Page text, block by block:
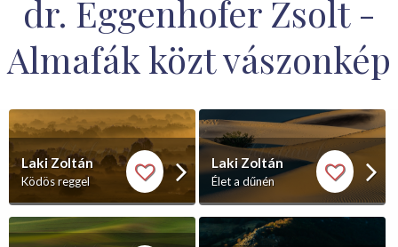
dr. Eggenhofer Zsolt -
Almafák közt vászonkép
Laki Zoltán
Ködös reggel
Laki Zoltán
Élet a dűnén